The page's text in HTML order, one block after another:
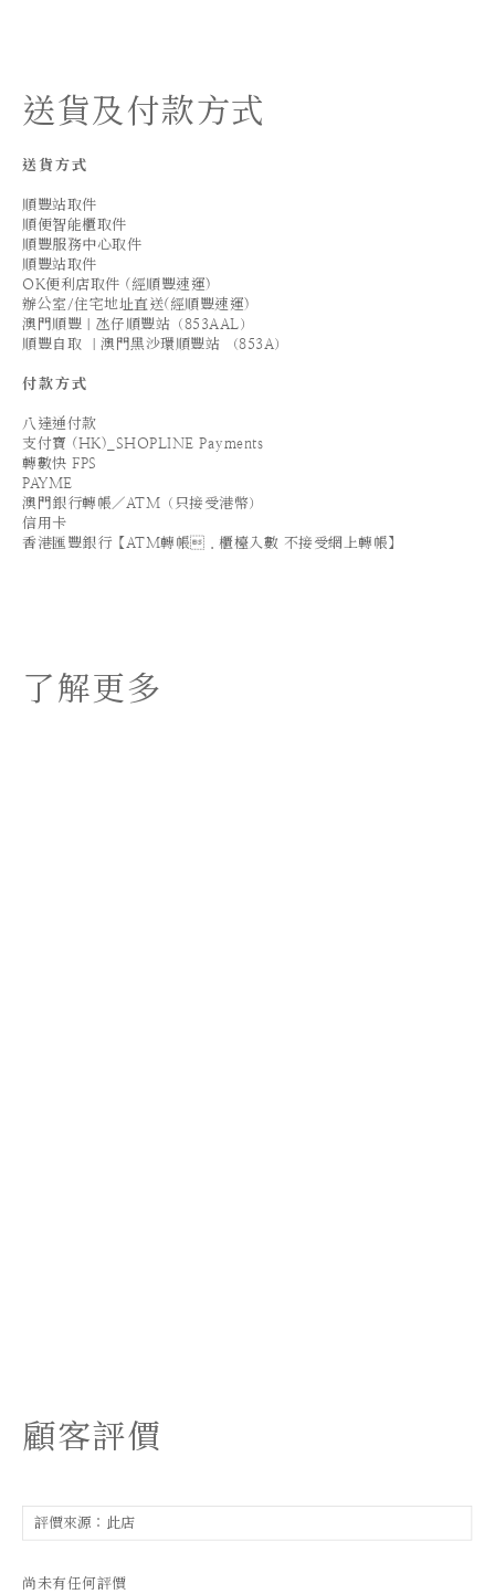
送貨及付款方式
送貨方式
順豐站取件
順便智能櫃取件
順豐服務中心取件
順豐站取件
OK便利店取件 (經順豐速運)
辦公室/住宅地址直送(經順豐速運)
澳門順豐｜氹仔順豐站（853AAL）
順豐自取 ｜澳門黑沙環順豐站 （853A）
付款方式
八達通付款
支付寶 (HK)_SHOPLINE Payments
轉數快 FPS
PAYME
澳門銀行轉帳／ATM（只接受港幣）
信用卡
香港匯豐銀行【ATM轉帳．櫃檯入數 不接受網上轉帳】
了解更多
顧客評價
尚未有任何評價